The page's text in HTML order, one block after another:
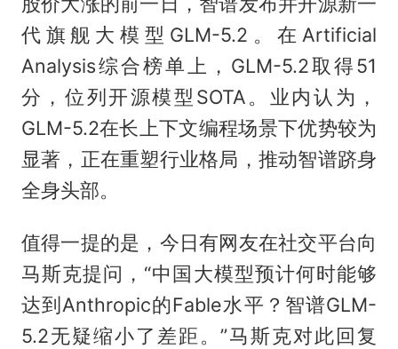
代旗舰大模型GLM-5.2。在Artificial
Analysis综合榜单上，GLM-5.2取得51
分，位列开源模型SOTA。业内认为，
GLM-5.2在长上下文编程场景下优势较为
显著，正在重塑行业格局，推动智谱跻身
全身头部。
值得一提的是，今日有网友在社交平台向
马斯克提问，“中国大模型预计何时能够
达到Anthropic的Fable水平？智谱GLM-
5.2无疑缩小了差距。”马斯克对此回复